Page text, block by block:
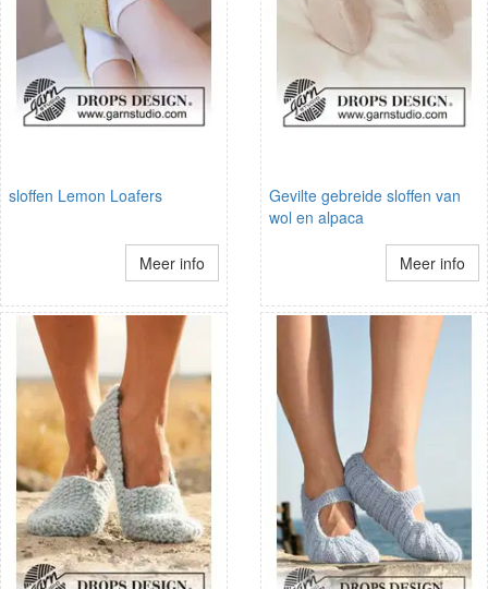
sloffen Lemon Loafers
Meer info
Gevilte gebreide sloffen van
wol en alpaca
Meer info